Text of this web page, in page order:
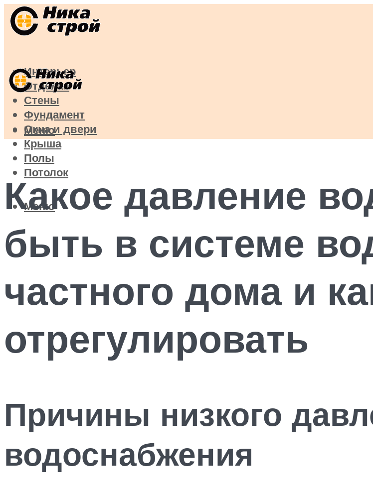
Интерьер
Отделка
Стены
Фундамент
Окна и двери
Крыша
Полы
Потолок
Меню
Меню
Какое давление
быть в системе
частного дома и
отрегулировать
Причины низкого
водоснабжения